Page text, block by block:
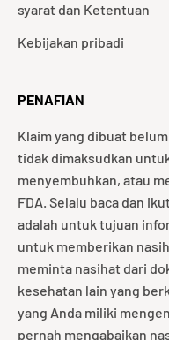
syarat dan Ketentuan
Kebijakan pribadi
PENAFIAN
Klaim yang dibuat
tidak dimaksudkan
menyembuhkan, atau
FDA. Selalu baca dan
adalah untuk tujuan
untuk memberikan
meminta nasihat dari
kesehatan lain yang
yang Anda miliki
pernah mengabaikan